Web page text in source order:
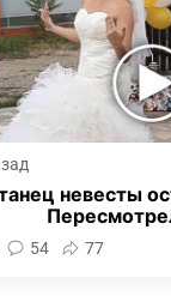
невесты
54 77